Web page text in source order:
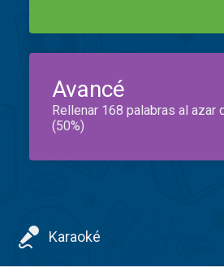
Avancé
Rellenar 168 palabras al azar
(50%)
Karaoké